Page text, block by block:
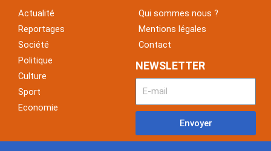
o
o
k
Actualité
Reportages
Société
Politique
Culture
Sport
Economie
Qui sommes nous ?
Mentions légales
Contact
NEWSLETTER
Envoyer